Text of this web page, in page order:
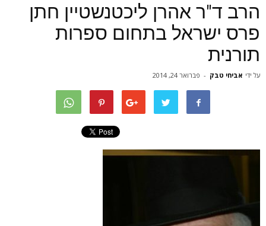
הרב ד"ר אהרן ליכטנשטיין חתן
פרס ישראל בתחום ספרות
תורנית
על ידי אביחי טבק - פברואר 24, 2014